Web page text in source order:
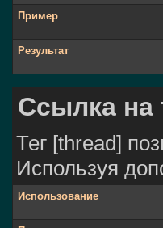
Пример
Результат
Ссылка на
Тег [thread]
Используя
Использование